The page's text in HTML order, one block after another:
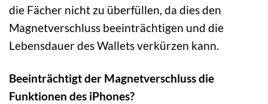
die Fächer nicht zu überfüllen, da dies den
Magnetverschluss beeinträchtigen und die
Lebensdauer des Wallets verkürzen kann.
Beeinträchtigt der Magnetverschluss die
Funktionen des iPhones?